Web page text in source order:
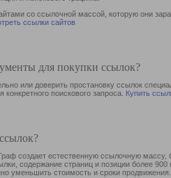
со ссылочной массой, которую они
ссылки сайтов
для покупки ссылок?
или доверить простановку ссылок
поискового запроса. Купить
создает естественную ссылочную
содержание страниц и позиции более
уменьшить стоимость и сроки продвижения.